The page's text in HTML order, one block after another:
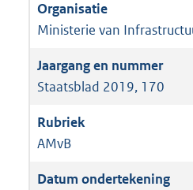
Ministerie van
Staatsblad 2019, 170
AMvB